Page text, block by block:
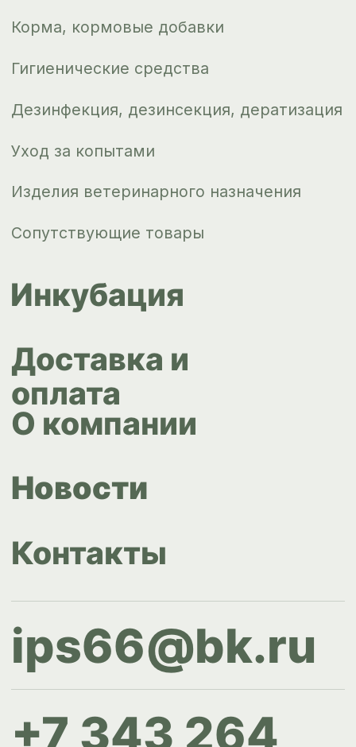
ips66@bk.ru
+7 343 264
Контакты
Политика конфиденциальности
Согласие на обработку
персональных данных